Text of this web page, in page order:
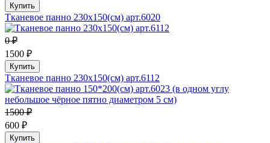
Купить
Тканевое панно 230х150(см) арт.6020
0 ₽
1500 ₽
Купить
Тканевое панно 230х150(см) арт.6112
1500 ₽
600 ₽
Купить